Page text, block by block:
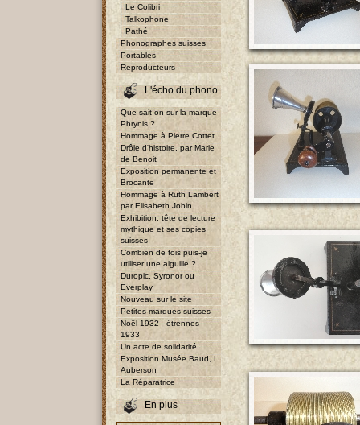
Le Colibri
Talkophone
Pathé
Phonographes suisses
Portables
Reproducteurs
L'écho du phono
Que sait-on sur la marque
Phrynis ?
Hommage à Pierre Cottet
Drôle d'histoire, par Marie
de Benoit
Exposition permanente et
Brocante
Hommage à Ruth Lambert
par Elisabeth Jobin
Exhibition, tête de lecture
mythique et ses copies
suisses
Combien de fois puis-je
utiliser une aiguille ?
Duropic, Syronor ou
Everplay
Nouveau sur le site
Petites marques suisses
Noël 1932 - étrennes
1933
Un acte de solidarité
Exposition Musée Baud, L
Auberson
La Réparatrice
En plus